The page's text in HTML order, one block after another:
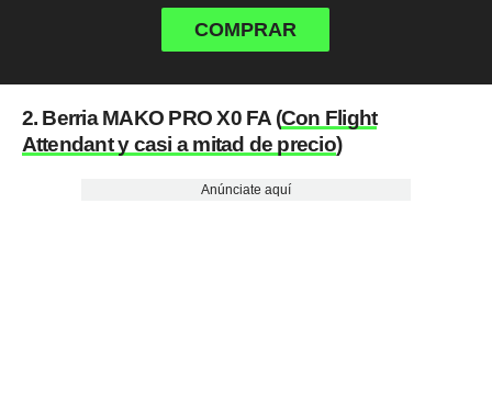
COMPRAR
2. Berria MAKO PRO X0 FA (Con Flight
Attendant y casi a mitad de precio)
Anúnciate aquí